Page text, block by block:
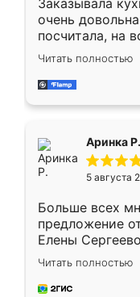
Заказывала
очень
посчитала, на
Замерщик
делу со всей
за день,
Читать полностью
Аринка Р.
5 августа
Больше всех
предложение
Елены
короткие
для замера
предложил по
Читать полностью